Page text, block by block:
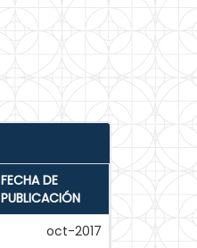
FECHA DE
PUBLICACIÓN
oct-2017